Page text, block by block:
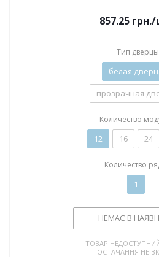
857.25грн./
Тип дверцы
белая
прозрачная
Количество
12 16 24
Количество
1
НЕМАЄ В
ТОВАР
ПОСТАЧАННЯ НЕ